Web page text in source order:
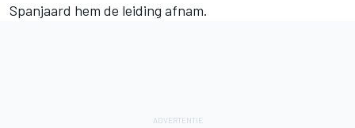
Spanjaard hem de leiding afnam.